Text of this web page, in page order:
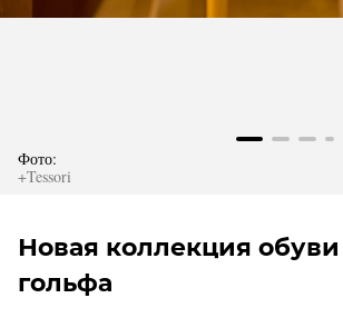
Фото:
+Tessori
Новая коллекция
гольфа